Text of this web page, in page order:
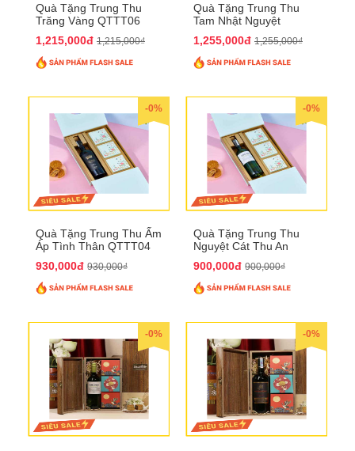
Quà Tặng Trung Thu
Trăng Vàng QTTT06
1,215,000đ 1,215,000₫
Quà Tặng Trung Thu
Tam Nhật Nguyệt
1,255,000đ 1,255,000₫
-0%
Quà Tặng Trung Thu Ấm
Áp Tình Thân QTTT04
930,000đ 930,000₫
-0%
Quà Tặng Trung Thu
Nguyệt Cát Thu An
900,000đ 900,000₫
-0% -0%